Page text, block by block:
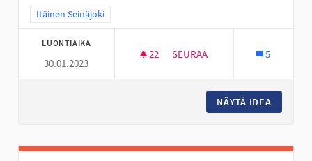
Rajaa tulokset teeman mukaan: Itäinen Seinäjoki
Itäinen Seinäjoki
LUONTIAIKA
30.01.2023
22 22 SEURAAJAA
SEURAA 5
NÄYTÄ IDEA